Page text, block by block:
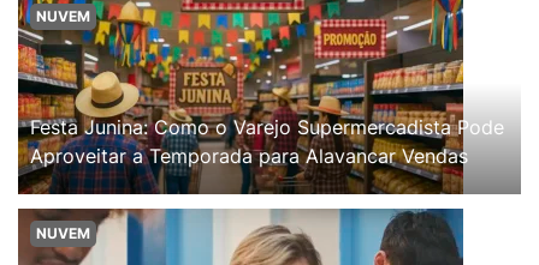
NUVEM
Festa Junina: Como o Varejo Supermercadista Pode
Aproveitar a Temporada para Alavancar Vendas
NUVEM